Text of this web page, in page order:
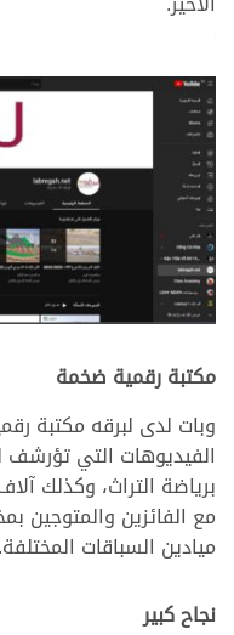
مكتبة رقمية ضخمة
وبات لدى لبرقه مكتبة
الفيديوهات التي تؤرشف
برياضة التراث، وكذلك
مع الفائزين والمتوجين
ميادين السباقات المختلفة.
نجاح كبير